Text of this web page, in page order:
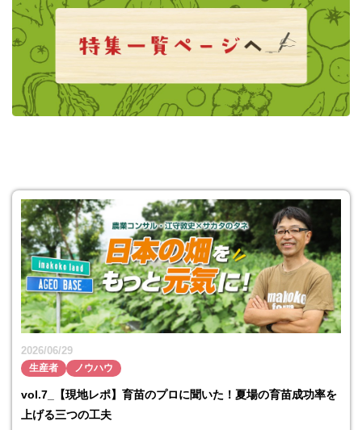
生産者 ノウハウ
2026/06/29
vol.7_【現地レポ】育苗のプロに聞いた！夏場の育苗成功率を
上げる三つの工夫